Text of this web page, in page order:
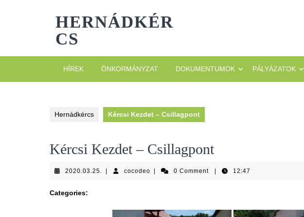
HERNÁDKÉR
CS
HÍREK ÖNKORMÁNYZAT DOKUMENTUMOK PÁLYÁZATOK
Hernádkércs Kércsi Kezdet – Csillagpont
Kércsi Kezdet – Csillagpont
2020.03.25. 2020.03.25.
cocodeococodeo0 Comment 12:47
Categories: